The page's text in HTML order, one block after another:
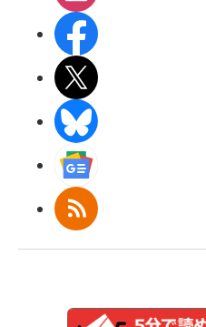
RSS